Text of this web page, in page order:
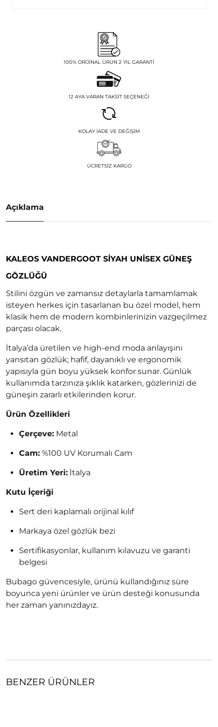
100% ORIJINAL ÜRÜN 2 YIL GARANTI
12 AYA VARAN TAKSIT SEÇENEĞI
KOLAY İADE VE DEĞIŞIM
ÜCRETSIZ KARGO
Açıklama
KALEOS VANDERGOOT SIYAH UNISEX GÜNEŞ
GÖZLÜĞÜ
Stilini özgün ve zamansız detaylarla tamamlamak
isteyen herkes için tasarlanan bu özel model, hem
klasik hem de modern kombinlerinizin vazgeçilmez
parçası olacak.
İtalya’da üretilen ve high-end moda anlayışını
yansıtan gözlük; hafif, dayanıklı ve ergonomik
yapısıyla gün boyu yüksek konfor sunar. Günlük
kullanımda tarzınıza şıklık katarken, gözlerinizi de
güneşin zararlı etkilerinden korur.
Ürün Özellikleri
Çerçeve: Metal
Cam: %100 UV Korumalı Cam
Üretim Yeri: İtalya
Kutu İçeriği
Sert deri kaplamalı orijinal kılıf
Markaya özel gözlük bezi
Sertifikasyonlar, kullanım kılavuzu ve garanti
belgesi
Bubago güvencesiyle, ürünü kullandığınız süre
boyunca yeni ürünler ve ürün desteği konusunda
her zaman yanınızdayız.
BENZER ÜRÜNLER